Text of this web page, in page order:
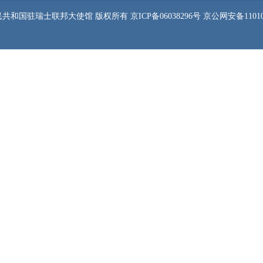
和国驻瑞士联邦大使馆 版权所有 京ICP备06038296号 京公网安备